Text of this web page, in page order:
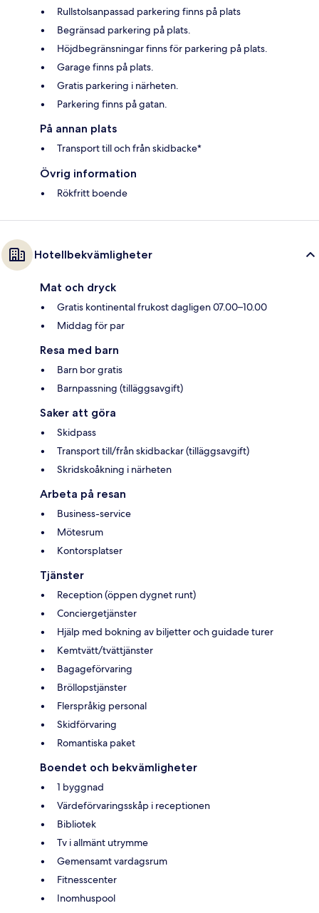
Rullstolsanpassad parkering finns på plats
Begränsad parkering på plats.
Höjdbegränsningar finns för parkering på plats.
Garage finns på plats.
Gratis parkering i närheten.
Parkering finns på gatan.
På annan plats
Transport till och från skidbacke*
Övrig information
Rökfritt boende
Hotellbekvämligheter
Mat och dryck
Gratis kontinental frukost dagligen 07.00–10.00
Middag för par
Resa med barn
Barn bor gratis
Barnpassning (tilläggsavgift)
Saker att göra
Skidpass
Transport till/från skidbackar (tilläggsavgift)
Skridskoåkning i närheten
Arbeta på resan
Business-service
Mötesrum
Kontorsplatser
Tjänster
Reception (öppen dygnet runt)
Conciergetjänster
Hjälp med bokning av biljetter och guidade turer
Kemtvätt/tvättjänster
Bagageförvaring
Bröllopstjänster
Flerspråkig personal
Skidförvaring
Romantiska paket
Boendet och bekvämligheter
1 byggnad
Värdeförvaringsskåp i receptionen
Bibliotek
Tv i allmänt utrymme
Gemensamt vardagsrum
Fitnesscenter
Inomhuspool